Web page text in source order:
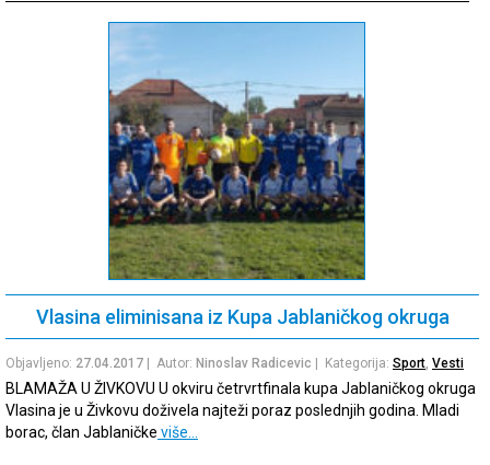
Vlasina eliminisana iz Kupa Jablaničkog okruga
Objavljeno: 27.04.2017 | Autor: Ninoslav Radicevic | Kategorija: Sport, Vesti
BLAMAŽA U ŽIVKOVU U okviru četrvrtfinala kupa Jablaničkog okruga
Vlasina je u Živkovu doživela najteži poraz poslednjih godina. Mladi
borac, član Jablaničke više…